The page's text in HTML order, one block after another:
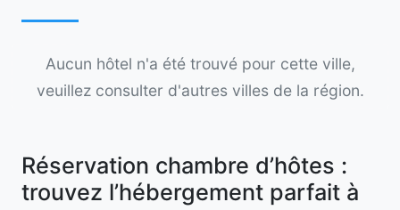
Aucun hôtel n'a été trouvé pour cette ville,
veuillez consulter d'autres villes de la région.
Réservation chambre d’hôtes :
trouvez l’hébergement parfait à